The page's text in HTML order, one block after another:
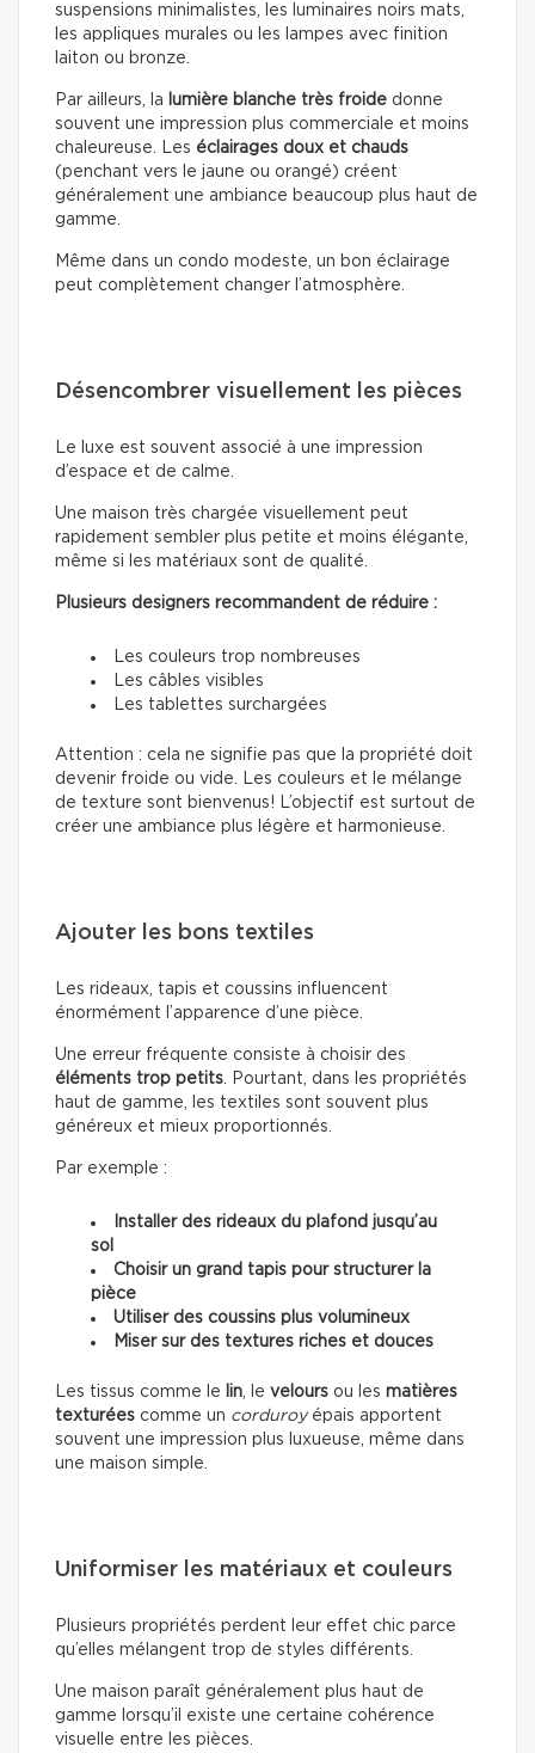
suspensions minimalistes, les luminaires noirs mats,
les appliques murales ou les lampes avec finition
laiton ou bronze.
Par ailleurs, la lumière blanche très froide donne
souvent une impression plus commerciale et moins
chaleureuse. Les éclairages doux et chauds
(penchant vers le jaune ou orangé) créent
généralement une ambiance beaucoup plus haut de
gamme.
Même dans un condo modeste, un bon éclairage
peut complètement changer l’atmosphère.
Désencombrer visuellement les pièces
Le luxe est souvent associé à une impression
d’espace et de calme.
Une maison très chargée visuellement peut
rapidement sembler plus petite et moins élégante,
même si les matériaux sont de qualité.
Plusieurs designers recommandent de réduire :
Les couleurs trop nombreuses
Les câbles visibles
Les tablettes surchargées
Attention : cela ne signifie pas que la propriété doit
devenir froide ou vide. Les couleurs et le mélange
de texture sont bienvenus! L’objectif est surtout de
créer une ambiance plus légère et harmonieuse.
Ajouter les bons textiles
Les rideaux, tapis et coussins influencent
énormément l’apparence d’une pièce.
Une erreur fréquente consiste à choisir des
éléments trop petits. Pourtant, dans les propriétés
haut de gamme, les textiles sont souvent plus
généreux et mieux proportionnés.
Par exemple :
Installer des rideaux du plafond jusqu’au
sol
Choisir un grand tapis pour structurer la
pièce
Utiliser des coussins plus volumineux
Miser sur des textures riches et douces
Les tissus comme le lin, le velours ou les matières
texturées comme un corduroyépais apportent
souvent une impression plus luxueuse, même dans
une maison simple.
Uniformiser les matériaux et couleurs
Plusieurs propriétés perdent leur effet chic parce
qu’elles mélangent trop de styles différents.
Une maison paraît généralement plus haut de
gamme lorsqu’il existe une certaine cohérence
visuelle entre les pièces.